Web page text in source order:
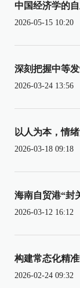
中国经济学的
2026-05-15 10:20
深刻把握中等
2026-03-24 13:56
以人为本，情
2026-03-18 09:18
海南自贸港“封
2026-03-12 16:12
构建常态化精
2026-02-24 09:32